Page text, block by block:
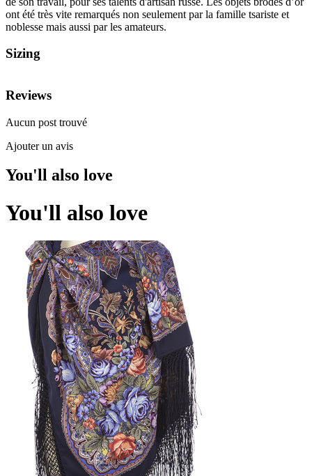
ont été très vite remarqués non seulement par la famille tsariste et
noblesse mais aussi par les amateurs.
Sizing
Reviews
Aucun post trouvé
Ajouter un avis
You'll also love
You'll also love